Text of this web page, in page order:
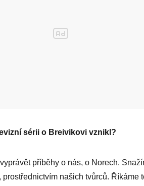
sérii o Breivikovi vznikl?
příběhy o nás, o Norech.
našich tvůrců. Říkáme